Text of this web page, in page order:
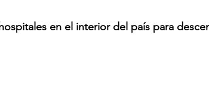
en el interior del país para